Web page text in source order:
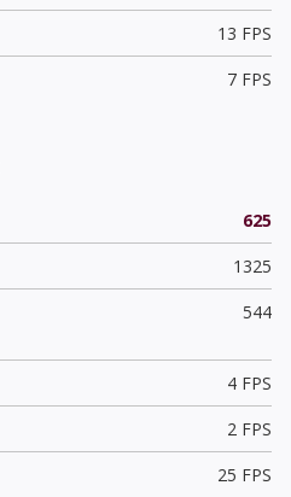
13 FPS
7 FPS
625
1325
544
4 FPS
2 FPS
25 FPS